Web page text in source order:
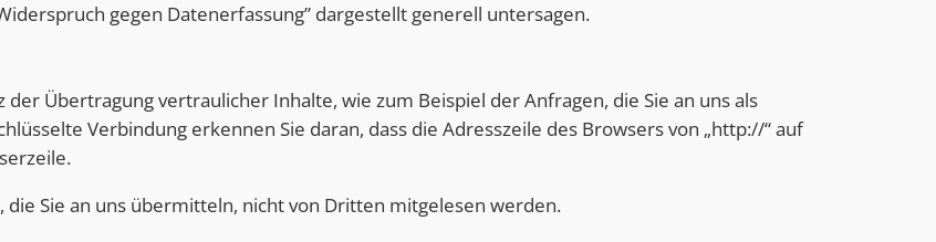
gegen Datenerfassung” dargestellt generell untersagen.
Übertragung vertraulicher Inhalte, wie zum Beispiel der Anfragen, die Sie an uns als
Verbindung erkennen Sie daran, dass die Adresszeile des Browsers von „http://“ auf
Sie an uns übermitteln, nicht von Dritten mitgelesen werden.